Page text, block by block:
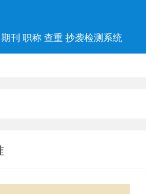
刊 职称 查重 抄袭检测系统